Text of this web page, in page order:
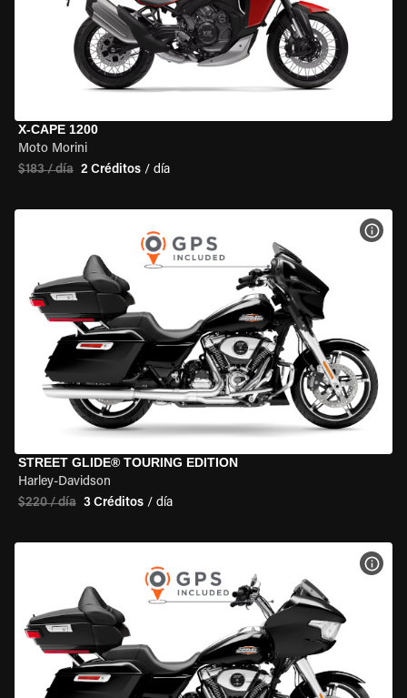
X-CAPE 1200
Moto Morini
$183 / día 2 Créditos / día
STREET GLIDE® TOURING EDITION
Harley-Davidson
$220 / día 3 Créditos / día
VER
VER